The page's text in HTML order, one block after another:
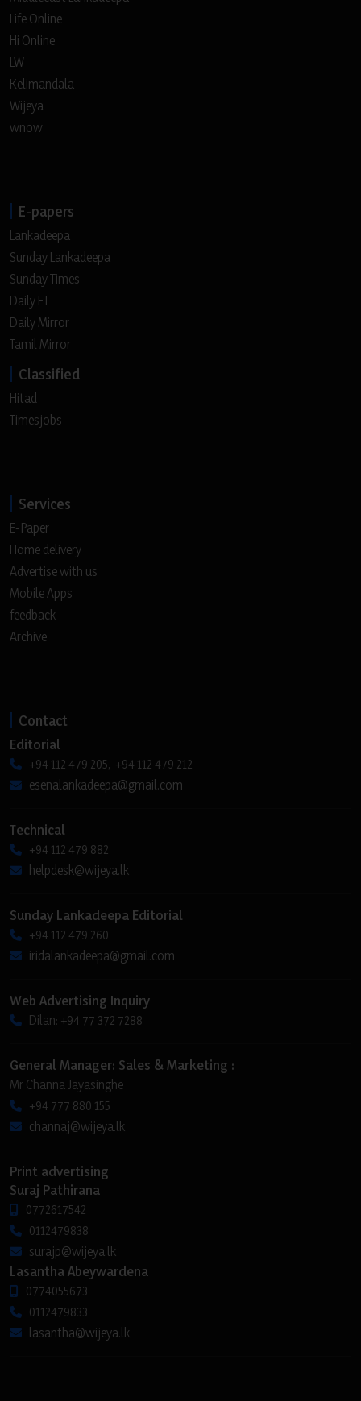
Life Online
Hi Online
LW
Kelimandala
Wijeya
wnow
E-papers
Lankadeepa
Sunday Lankadeepa
Sunday Times
Daily FT
Daily Mirror
Tamil Mirror
Classified
Hitad
Timesjobs
Services
E-Paper
Home delivery
Advertise with us
Mobile Apps
feedback
Archive
Contact
Editorial
+94 112 479 205, +94 112 479 212
esenalankadeepa@gmail.com
Technical
+94 112 479 882
helpdesk@wijeya.lk
Sunday Lankadeepa Editorial
+94 112 479 260
iridalankadeepa@gmail.com
Web Advertising Inquiry
Dilan: +94 77 372 7288
General Manager: Sales & Marketing :
Mr Channa Jayasinghe
+94 777 880 155
channaj@wijeya.lk
Print advertising
Suraj Pathirana
0772617542
0112479838
surajp@wijeya.lk
Lasantha Abeywardena
0774055673
0112479833
lasantha@wijeya.lk